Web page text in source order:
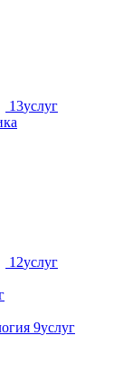
13услуг
12услуг
9услуг